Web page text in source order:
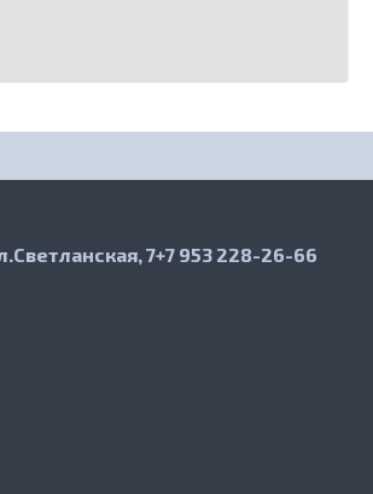
7+7 953 228-26-66